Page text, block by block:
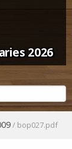
2026
/ bop027.pdf